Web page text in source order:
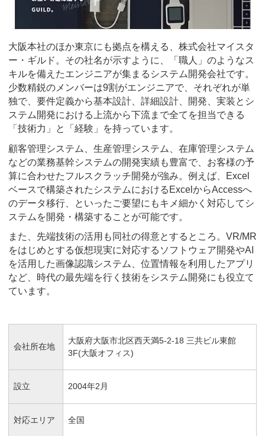
大阪本社のほか東京にも拠点を構える、株式会社マイスタ
ー・ギルド。その社名が示すように、「職人」のようなス
キルを備えたエンジニアが集まるシステム開発会社です。
少数精鋭のメンバーは9割がエンジニアで、それぞれが単
独で、要件定義から基本設計、詳細設計、開発、実装とシ
ステム開発における上流から下流まで全てを担当できる
「技術力」と「経験」を持っています。
顧客管理システム、生産管理システム、在庫管理システム
などの業務基幹システムの開発実績も豊富で、お客様の予
算に合わせたフルスクラッチ開発が強み。例えば、Excel
ベースで構築されたシステムにおけるExcelからAccessへ
のデータ移行、といったご要望にもキメ細かく対応してシ
ステムを開発・構築することが可能です。
また、先端技術の活用も同社の得意とするところ。VR/MR
をはじめとする仮想現実に対応するソフトウェア開発やAI
を活用した画像認識システム、位置情報を利用したアプリ
など、時代の最先端を行く技術をシステム開発にも役立て
ています。
会社所在地
大阪府大阪市北区西天満5-2-18 三共ビル東館
3F(大阪オフィス)
設立 2004年2月
対応エリア 全国